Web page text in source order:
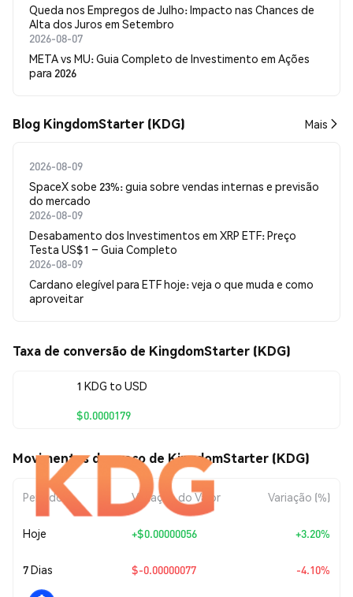
Queda nos Empregos de Julho: Impacto nas Chances de
Alta dos Juros em Setembro
2026-08-07
META vs MU: Guia Completo de Investimento em Ações
para 2026
Blog KingdomStarter (KDG) Mais
2026-08-09
SpaceX sobe 23%: guia sobre vendas internas e previsão
do mercado
2026-08-09
Desabamento dos Investimentos em XRP ETF: Preço
Testa US$1 – Guia Completo
2026-08-09
Cardano elegível para ETF hoje: veja o que muda e como
aproveitar
Taxa de conversão de KingdomStarter (KDG)
1 KDG to USD
$0.0000179
Movimentos de preço de KingdomStarter (KDG)
Período Variação do Valor Variação (%)
Hoje +$0.00000056 +3.20%
7 Dias $-0.00000077 -4.10%